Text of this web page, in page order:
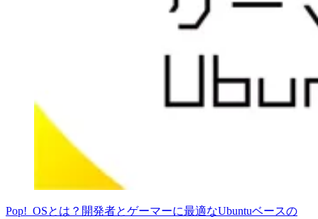
Pop!_OSとは？開発者とゲーマーに最適なUbuntuベースの